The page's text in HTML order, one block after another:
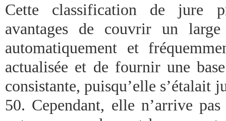
Cette classification de jure
avantages de couvrir un
automatiquement et
actualisée et de fournir une
consistante, puisqu’elle s’étalait
50. Cependant, elle n’arrive